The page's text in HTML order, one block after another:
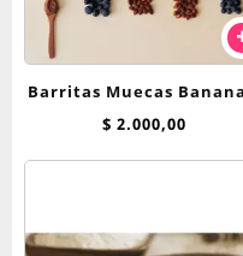
Barritas Muecas
Dulce de Leche 45 g
$ 2.000,00